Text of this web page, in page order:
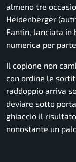
almeno tre
Heidenberger
Fantin, lanciata in
numerica per
Il copione non
con ordine le
raddoppio arriva
deviare sotto
ghiaccio il
nonostante un